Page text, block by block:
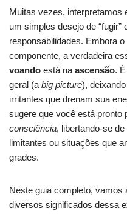
Muitas vezes, interpretamos
um simples desejo de “fugir”
responsabilidades. Embora o
componente, a verdadeira
voando está na ascensão.
geral (a big picture),
irritantes que drenam sua
sugere que você está pronto
consciência, libertando-se
limitantes ou situações que
grades.
Neste guia completo,
diversos significados dessa